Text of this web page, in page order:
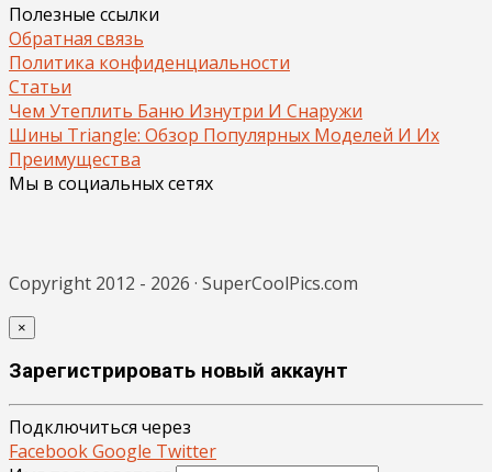
Полезные ссылки
Обратная связь
Политика конфиденциальности
Статьи
Чем Утеплить Баню Изнутри И Снаружи
Шины Triangle: Обзор Популярных Моделей И Их
Преимущества
Мы в социальных сетях
Copyright 2012 - 2026 · SuperCoolPics.com
×
Зарегистрировать новый аккаунт
Подключиться через
FacebookGoogle Twitter